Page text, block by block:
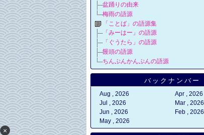
×
盆踊りの由来
梅雨の語源
「ことば」の語源集
「みーはー」の語源
「ぐうたら」の語源
饅頭の語源
ちんぷんかんぷんの語源
バックナンバー
Aug , 2026
Jul , 2026
Jun , 2026
May , 2026
Apr , 2026
Mar , 2026
Feb , 2026